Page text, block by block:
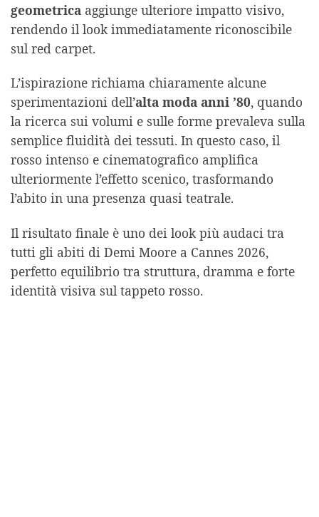
geometrica aggiunge ulteriore impatto visivo,
rendendo il look immediatamente riconoscibile
sul red carpet.
L’ispirazione richiama chiaramente alcune
sperimentazioni dell’alta moda anni ’80, quando
la ricerca sui volumi e sulle forme prevaleva sulla
semplice fluidità dei tessuti. In questo caso, il
rosso intenso e cinematografico amplifica
ulteriormente l’effetto scenico, trasformando
l’abito in una presenza quasi teatrale.
Il risultato finale è uno dei look più audaci tra
tutti gli abiti di Demi Moore a Cannes 2026,
perfetto equilibrio tra struttura, dramma e forte
identità visiva sul tappeto rosso.